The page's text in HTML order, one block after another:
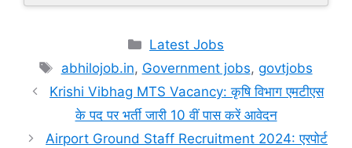
Categories
Latest Jobs
Tags
abhilojob.in, Government jobs, govtjobs
Krishi Vibhag MTS Vacancy: कृषि विभाग एमटीएस
के पद पर भर्ती जारी 10 वीं पास करें आवेदन
Airport Ground Staff Recruitment 2024: एरपोर्ट